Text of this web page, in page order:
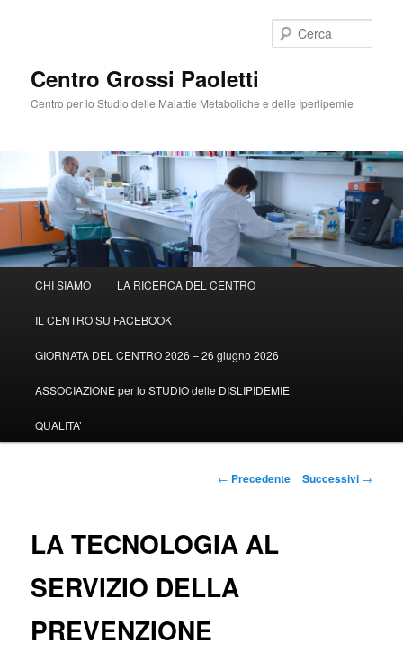
Centro Grossi Paoletti
Centro per lo Studio delle Malattie Metaboliche e delle Iperlipemie
principale
Vai
al
contenuto
CHI SIAMO LA RICERCA DEL CENTRO
IL CENTRO SU FACEBOOK
GIORNATA DEL CENTRO 2026 – 26 giugno 2026
ASSOCIAZIONE per lo STUDIO delle DISLIPIDEMIE
QUALITA’
Navigazione
← Precedente Successivi →
LA TECNOLOGIA AL
SERVIZIO DELLA
PREVENZIONE